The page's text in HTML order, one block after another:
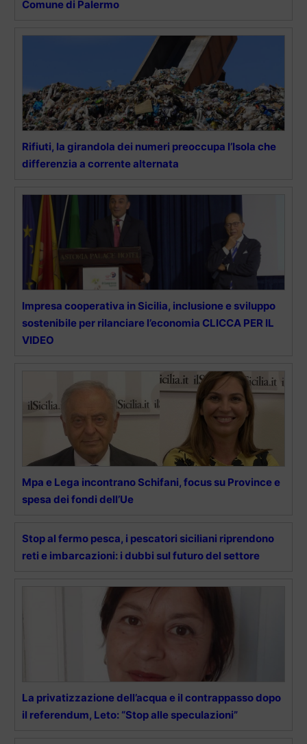
Comune di Palermo
Rifiuti, la girandola dei numeri preoccupa l’Isola che
differenzia a corrente alternata
Impresa cooperativa in Sicilia, inclusione e sviluppo
sostenibile per rilanciare l’economia CLICCA PER IL
VIDEO
Mpa e Lega incontrano Schifani, focus su Province e
spesa dei fondi dell’Ue
Stop al fermo pesca, i pescatori siciliani riprendono
reti e imbarcazioni: i dubbi sul futuro del settore
La privatizzazione dell’acqua e il contrappasso dopo
il referendum, Leto: “Stop alle speculazioni”